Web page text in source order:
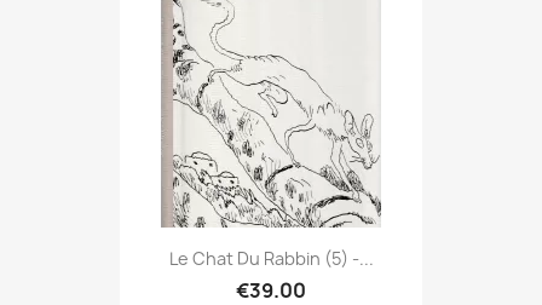
Le Chat Du Rabbin (5) -...
€39.00